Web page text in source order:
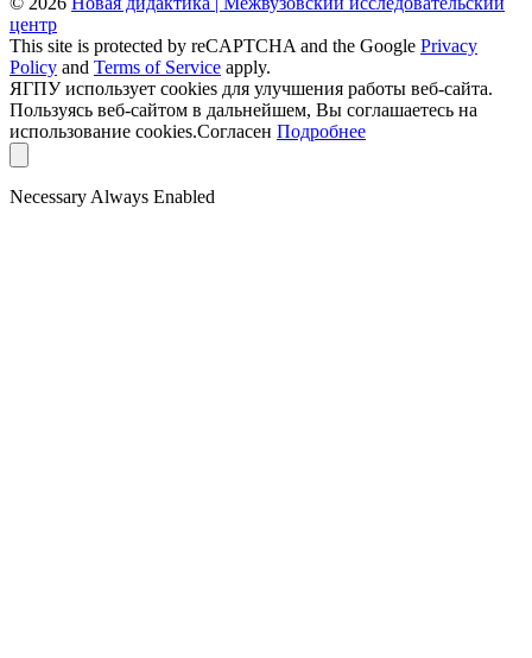
центр
This site is protected by reCAPTCHA and the Google Privacy
Policy and Terms of Service apply.
ЯГПУ использует cookies для улучшения работы веб-сайта.
Пользуясь веб-сайтом в дальнейшем, Вы соглашаетесь на
использование cookies.Согласен Подробнее
Necessary Always Enabled